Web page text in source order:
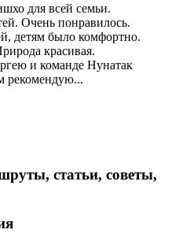
для всей семьи.
Очень понравилось.
детям было комфортно.
красивая.
и команде Нунатак
рекомендую...
статьи, советы,